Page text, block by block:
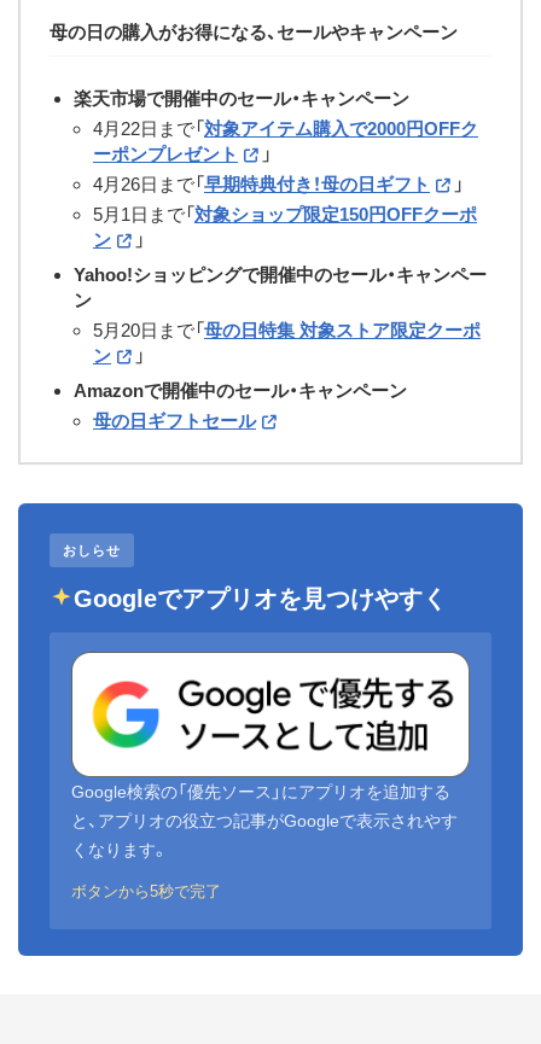
母の日の購入がお得になる、セールやキャンペーン
楽天市場で開催中のセール・キャンペーン
4月22日まで「対象アイテム購入で2000円OFFク
ーポンプレゼント
」
4月26日まで「早期特典付き！母の日ギフト
」
5月1日まで「対象ショップ限定150円OFFクーポ
ン
」
Yahoo!ショッピングで開催中のセール・キャンペー
ン
5月20日まで「母の日特集 対象ストア限定クーポ
ン
」
Amazonで開催中のセール・キャンペーン
母の日ギフトセール
おしらせ
Googleでアプリオを見つけやすく
Google検索の「優先ソース」にアプリオを追加する
と、アプリオの役立つ記事がGoogleで表示されやす
くなります。
ボタンから5秒で完了